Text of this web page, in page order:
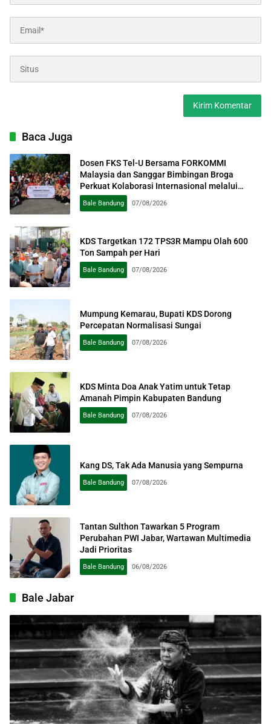
Baca Juga
Dosen FKS Tel-U Bersama FORKOMMI
Malaysia dan Sanggar Bimbingan Broga
Perkuat Kolaborasi Internasional melalui
Pengabdian kepada Masyarakat
Bale Bandung 07/08/2026
KDS Targetkan 172 TPS3R Mampu Olah 600
Ton Sampah per Hari
Bale Bandung 07/08/2026
Mumpung Kemarau, Bupati KDS Dorong
Percepatan Normalisasi Sungai
Bale Bandung 07/08/2026
KDS Minta Doa Anak Yatim untuk Tetap
Amanah Pimpin Kabupaten Bandung
Bale Bandung 07/08/2026
Kang DS, Tak Ada Manusia yang Sempurna
Bale Bandung 07/08/2026
Tantan Sulthon Tawarkan 5 Program
Perubahan PWI Jabar, Wartawan Multimedia
Jadi Prioritas
Bale Bandung 06/08/2026
Bale Jabar